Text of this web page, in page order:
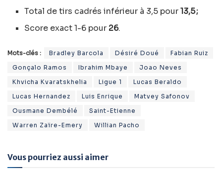
Total de tirs cadrés inférieur à 3,5 pour13,5 ;
Score exact 1-6 pour 26.
Mots-clés : Bradley Barcola Désiré Doué
Fabian Ruiz
Gonçalo Ramos
Ibrahim Mbaye
Joao Neves
Khvicha Kvaratskhelia
Ligue 1
Lucas Beraldo
Lucas Hernandez
Luis Enrique
Matvey Safonov
Ousmane Dembélé
Saint-Etienne
Warren Zaïre-Emery
Willian Pacho
Vous pourriez aussi aimer